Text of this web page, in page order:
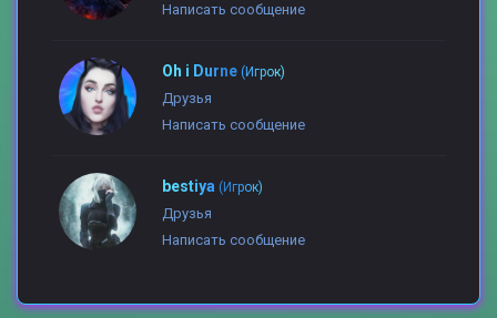
Написать сообщение
Oh i Durne (Игрок)
Друзья
Написать сообщение
bestiya (Игрок)
Друзья
Написать сообщение